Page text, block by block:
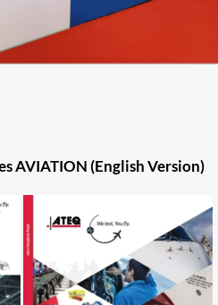
AVIATION (English Version)